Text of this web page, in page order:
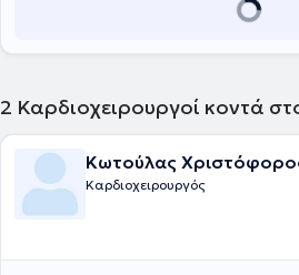
2 Καρδιοχειρουργοί κοντά
Κωτούλας
Καρδιοχειρουργός